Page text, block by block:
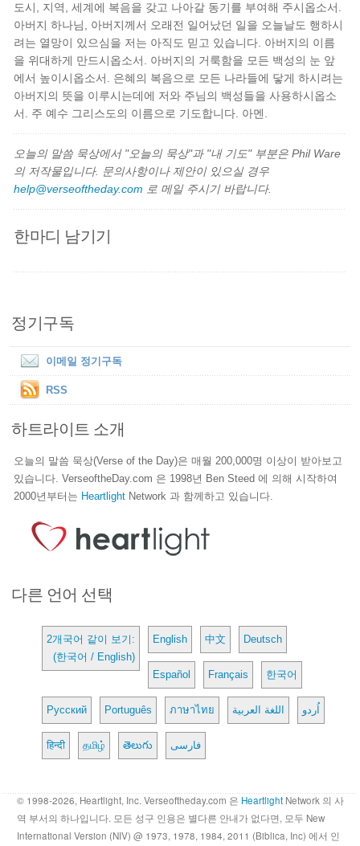
도시, 지역, 세계에 복음을 갖고 나아갈 동기를 부여해 주시옵소서.
아버지 하나님, 아버지께서 오래전 일어났던 일을 오늘날도 행하시
려는 열망이 있으심을 저는 아직도 믿고 있습니다. 아버지의 이름
을 위대하게 만드시옵소서. 아버지의 거룩함을 모든 백성의 눈 앞
에서 높이시옵소서. 은혜의 복음으로 모든 나라들에 닿게 하시려는
아버지의 뜻을 이루시는데에 저와 주님의 백성들을 사용하시옵소
서. 주 예수 그리스도의 이름으로 기도합니다. 아멘.
오늘의 말씀 묵상에서 "오늘의 묵상"과 "내 기도" 부분은 Phil Ware
의 저작물입니다. 문의사항이나 제안이 있으실 경우
help@verseoftheday.com 로 메일 주시기 바랍니다.
한마디 남기기
정기구독
이메일 정기구독
RSS
하트라이트 소개
오늘의 말씀 묵상(Verse of the Day)은 매월 200,000명 이상이 받아보고
있습니다. VerseoftheDay.com 은 1998년 Ben Steed 에 의해 시작하여
2000년부터는 Heartlight Network 과 함께하고 있습니다.
다른 언어 선택
2개국어 같이 보기:
(한국어 / English)
English 中文 Deutsch
Español Français 한국어
Русский Português ภาษาไทย اللغة العربية اُردو
हिन्दी தமிழ் తెలుగు فارسی
© 1998-2026, Heartlight, Inc. Verseoftheday.com 은 Heartlight Network 의 사
역 부서의 하나입니다. 모든 성구 인용은 별다른 안내가 없다면, 모두 New
International Version (NIV) @ 1973, 1978, 1984, 2011 (Biblica, Inc) 에서 인